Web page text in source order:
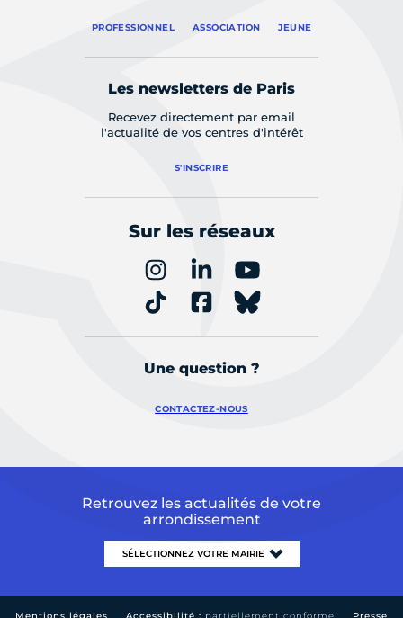
PROFESSIONNEL ASSOCIATION JEUNE
Les newsletters de Paris
Recevez directement par email
l'actualité de vos centres d'intérêt
S'INSCRIRE
Sur les réseaux
Une question ?
CONTACTEZ-NOUS
Retrouvez les actualités de votre
arrondissement
Mentions légales Accessibilité : partiellement conforme Presse